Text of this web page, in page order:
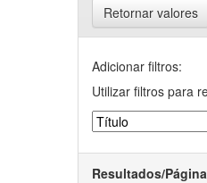
Retornar valores
Adicionar filtros:
Utilizar filtros para
Resultados/Página